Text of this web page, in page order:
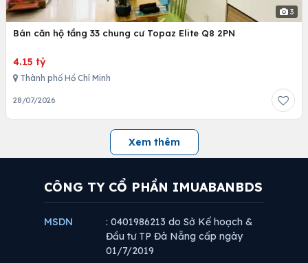
3
Bán căn hộ tầng 33 chung cư Topaz Elite Q8 2PN
4.15 tỷ
Thành phố Hồ Chí Minh
28/07/2026
Xem thêm
CÔNG TY CỔ PHẦN IMUABANBDS
MSDN
: 0401986213 do Sở Kế hoạch &
Đầu tư TP Đà Nẵng cấp ngày
01/7/2019